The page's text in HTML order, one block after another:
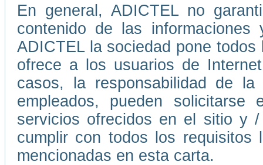
En general, ADICTEL no
contenido de las
ADICTEL la sociedad pone
ofrece a los usuarios de
casos, la responsabilidad de
empleados, pueden
servicios ofrecidos en el sitio y
cumplir con todos los requisitos
mencionadas en esta carta.